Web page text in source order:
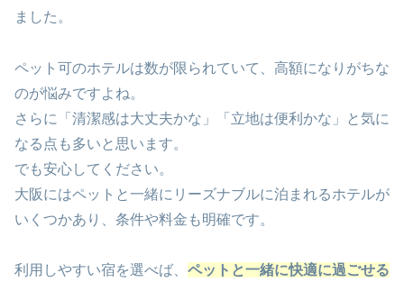
ました。
ペット可のホテルは数が限られていて、高額になりがちな
のが悩みですよね。
さらに「清潔感は大丈夫かな」「立地は便利かな」と気に
なる点も多いと思います。
でも安心してください。
大阪にはペットと一緒にリーズナブルに泊まれるホテルが
いくつかあり、条件や料金も明確です。
利用しやすい宿を選べば、 ペットと一緒に快適に過ごせる